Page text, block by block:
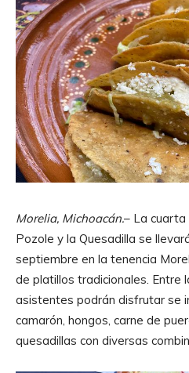
Morelia, Michoacán.– La cuarta
Pozole y la Quesadilla se
septiembre en la tenencia
de platillos tradicionales. Entre
asistentes podrán disfrutar se
camarón, hongos, carne de
quesadillas con diversas